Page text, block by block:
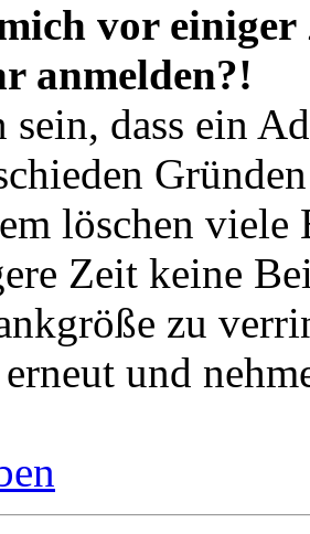
vor
anmelden?!
sein, dass ein
löschen viele
Zeit keine
zu
und